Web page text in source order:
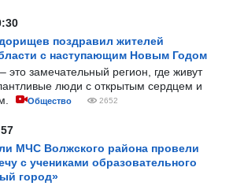
поздравил жителей
с наступающим Новым Годом
это замечательный регион, где живут
люди с открытым сердцем и
Общество 2652
МЧС Волжского района провели
с учениками образовательного
город»